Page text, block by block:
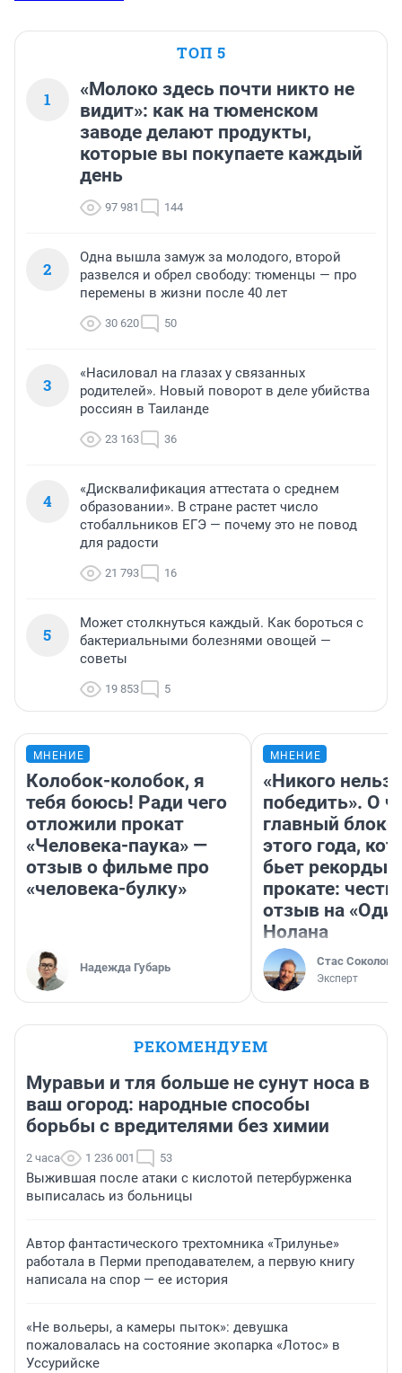
ТОП 5
1
«Молоко здесь почти никто не
видит»: как на тюменском
заводе делают продукты,
которые вы покупаете каждый
день
97 981 144
2
Одна вышла замуж за молодого, второй
развелся и обрел свободу: тюменцы — про
перемены в жизни после 40 лет
30 620 50
3
«Насиловал на глазах у связанных
родителей». Новый поворот в деле убийства
россиян в Таиланде
23 163 36
4
«Дисквалификация аттестата о среднем
образовании». В стране растет число
стобалльников ЕГЭ — почему это не повод
для радости
21 793 16
5
Может столкнуться каждый. Как бороться с
бактериальными болезнями овощей —
советы
19 853 5
МНЕНИЕ
Колобок-колобок, я
тебя боюсь! Ради чего
отложили прокат
«Человека-паука» —
отзыв о фильме про
«человека-булку»
Надежда Губарь
МНЕНИЕ
«Никого нельзя
победить». О
главный
этого года,
бьет рекорды в
прокате:
отзыв на
Нолана
Стас Соколов
Эксперт
РЕКОМЕНДУЕМ
Муравьи и тля больше не сунут носа в
ваш огород: народные способы
борьбы с вредителями без химии
2 часа 1 236 001 53
Выжившая после атаки с кислотой петербурженка
выписалась из больницы
Автор фантастического трехтомника «Трилунье»
работала в Перми преподавателем, а первую книгу
написала на спор — ее история
«Не вольеры, а камеры пыток»: девушка
пожаловалась на состояние экопарка «Лотос» в
Уссурийске